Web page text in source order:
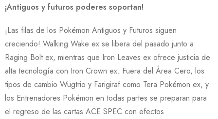
¡Antiguos y futuros poderes soportan!
¡Las filas de los Pokémon Antiguos y Futuros siguen
creciendo! Walking Wake ex se libera del pasado junto a
Raging Bolt ex, mientras que Iron Leaves ex ofrece justicia de
alta tecnología con Iron Crown ex. Fuera del Área Cero, los
tipos de cambio Wugtrio y Farigiraf como Tera Pokémon ex, y
los Entrenadores Pokémon en todas partes se preparan para
el regreso de las cartas ACE SPEC con efectos